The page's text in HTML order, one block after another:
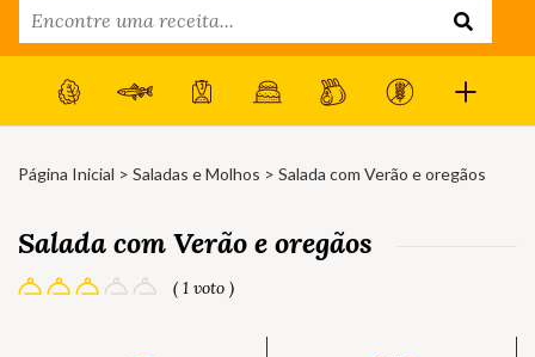
Página Inicial > Saladas e Molhos > Salada com Verão e oregãos
Salada com Verão e oregãos
( 1 voto )